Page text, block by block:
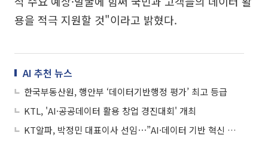
용을 적극 지원할 것"이라고 밝혔다.
AI 추천 뉴스
한국부동산원, 행안부 ‘데이터기반행정 평가’ 최고 등급
KTL, 'AI·공공데이터 활용 창업 경진대회' 개최
KT알파, 박정민 대표이사 선임⋯”AI·데이터 기반 혁신 주력”